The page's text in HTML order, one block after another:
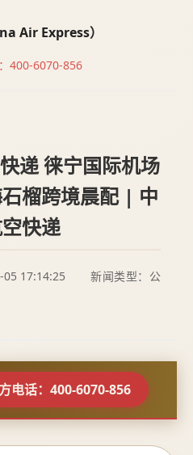
Air Express）
400-6070-856
递 徕宁国际机场
榴跨境晨配 | 中
快递
05 17:14:25
新闻类型：公
电话：400-6070-856